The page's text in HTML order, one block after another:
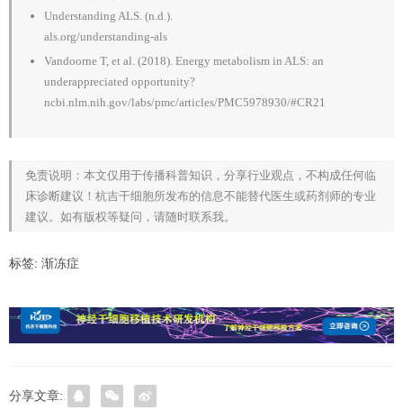
Understanding ALS. (n.d.).
als.org/understanding-als
Vandoorne T, et al. (2018). Energy metabolism in ALS: an
underappreciated opportunity?
ncbi.nlm.nih.gov/labs/pmc/articles/PMC5978930/#CR21
免责说明：本文仅用于传播科普知识，分享行业观点，不构成任何临
床诊断建议！杭吉干细胞所发布的信息不能替代医生或药剂师的专业
建议。如有版权等疑问，请随时联系我。
标签: 渐冻症
分享文章: